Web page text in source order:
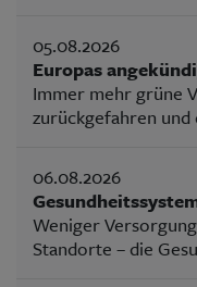
05.08.2026
Europas
Immer mehr grüne
zurückgefahren
06.08.2026
Weniger
Standorte – die